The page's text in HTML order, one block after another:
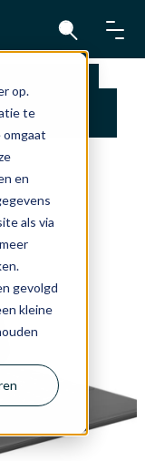
op.
te
omgaat
en
als via
gevolgd
kleine
10th Gen